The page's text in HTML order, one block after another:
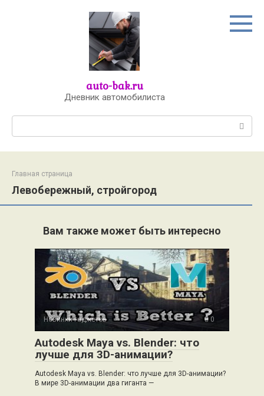
auto-bak.ru
Дневник автомобилиста
Главная страница
Левобережный, стройгород
Вам также может быть интересно
Новинки гаджетов 0
Autodesk Maya vs. Blender: что
лучше для 3D-анимации?
Autodesk Maya vs. Blender: что лучше для 3D-анимации?
В мире 3D-анимации два гиганта —